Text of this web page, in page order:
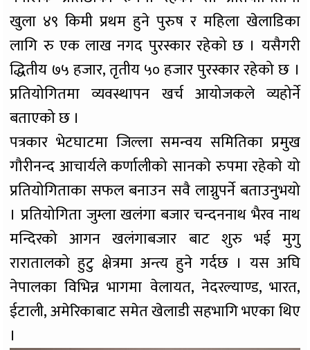
खुला ४९ किमी प्रथम हुने पुरुष र महिला खेलाडिका
लागि रु एक लाख नगद पुरस्कार रहेको छ । यसैगरी
द्धितीय ७५ हजार, तृतीय ५० हजार पुरस्कार रहेको छ ।
प्रतियोगितमा व्यवस्थापन खर्च आयोजकले व्यहोर्ने
बताएको छ ।
पत्रकार भेटघाटमा जिल्ला समन्वय समितिका प्रमुख
गौरीनन्द आचार्यले कर्णालीको सानको रुपमा रहेको यो
प्रतियोगिताका सफल बनाउन सवै लाग्नुपर्ने बताउनुभयो
। प्रतियोगिता जुम्ला खलंगा बजार चन्दननाथ भैरव नाथ
मन्दिरको आगन खलंगाबजार बाट शुरु भई मुगु
रारातालको हुटु क्षेत्रमा अन्त्य हुने गर्दछ । यस अघि
नेपालका विभिन्न भागमा वेलायत, नेदरल्याण्ड, भारत,
ईटाली, अमेरिकाबाट समेत खेलाडी सहभागि भएका थिए
।